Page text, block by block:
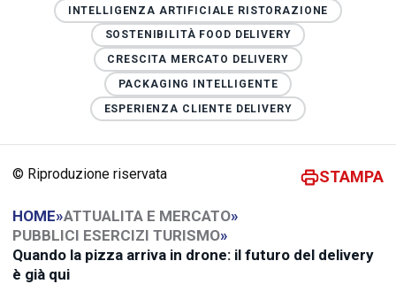
INTELLIGENZA ARTIFICIALE RISTORAZIONE
SOSTENIBILITÀ FOOD DELIVERY
CRESCITA MERCATO DELIVERY
PACKAGING INTELLIGENTE
ESPERIENZA CLIENTE DELIVERY
© Riproduzione riservata STAMPA
HOME»ATTUALITA E MERCATO»
PUBBLICI ESERCIZI TURISMO»
Quando la pizza arriva in drone: il futuro del delivery
è già qui